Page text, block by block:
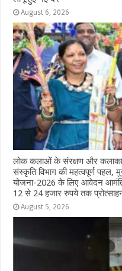
August 6, 2026
लोक कलाओं के संरक्षण और
संस्कृति विभाग की महत्वपूर्ण पहल,
योजना-2026 के लिए आवेदन
12 से 24 हजार रुपये तक
August 5, 2026